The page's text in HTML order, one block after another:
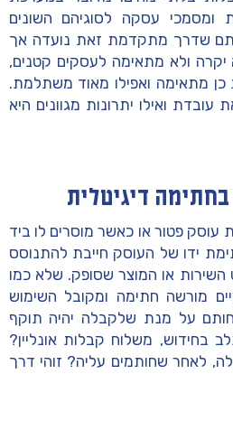
עסקה לסוגיהם השונים
שדרך מתקדמת זאת נועדה אך
יקרה ולא מתאימה לעסקים קטנים,
כן מתאימה ואפילו מאוד משתלמת.
עובדת ואילו יתרונות מגוונים היא
דיגיטלית
עוסק פטור או כאשר מוסרים לו ביד
ידו של העוסק חייבת להתנוסס
השירות או המוצר שסופק. שלא כמו
מורשה חתימה ומקובל השימוש
על מנת שלקבלה יהיה תוקף
בחידוש, משלוח קבלות אונליין?
לאחר שחותמים עליה? זוהי דרך